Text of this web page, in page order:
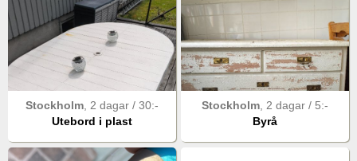
Stockholm 2 dagar/30:-
Utebord i plast
Stockholm, 2 dagar / 5:-
Byrå